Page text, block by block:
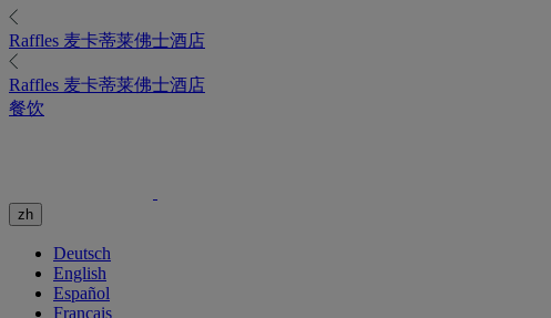
Raffles 麦卡蒂莱佛士酒店
Raffles 麦卡蒂莱佛士酒店
餐饮
zh
Deutsch
English
Español
Français